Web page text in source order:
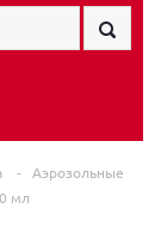
-
Аэрозольные
мл